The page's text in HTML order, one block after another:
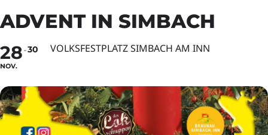
ADVENT IN SIMBACH
28
NOV.
30 VOLKSFESTPLATZ SIMBACH AM INN